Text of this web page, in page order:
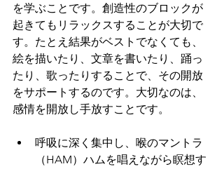
を学ぶことです。創造性のブロックが
起きてもリラックスすることが大切で
す。たとえ結果がベストでなくても、
絵を描いたり、文章を書いたり、踊っ
たり、歌ったりすることで、その開放
をサポートするのです。大切なのは、
感情を開放し手放すことです。
呼吸に深く集中し、喉のマントラ
（HAM）ハムを唱えながら瞑想す